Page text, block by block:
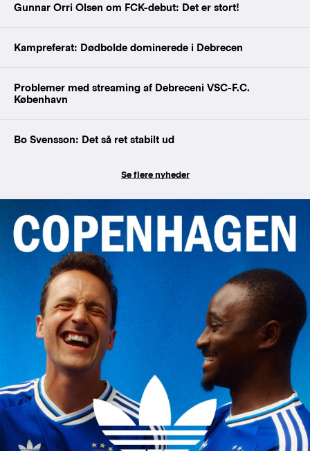
Gunnar Orri Olsen om FCK-debut: Det er stort!
Kampreferat: Dødbolde dominerede i Debrecen
Problemer med streaming af Debreceni VSC-F.C.
København
Bo Svensson: Det så ret stabilt ud
Se flere nyheder